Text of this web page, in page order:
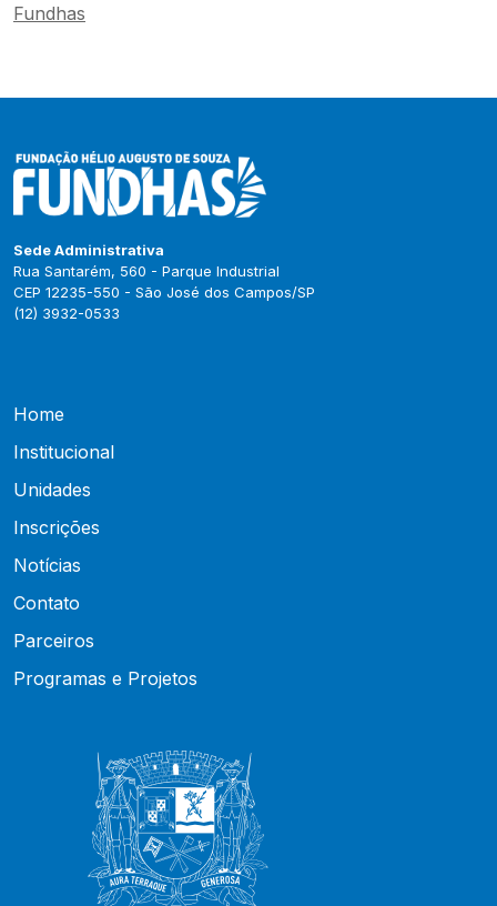
Fundhas
Sede Administrativa
Rua Santarém, 560 - Parque Industrial
CEP 12235-550 - São José dos Campos/SP
(12) 3932-0533
Home
Institucional
Unidades
Inscrições
Notícias
Contato
Parceiros
Programas e Projetos